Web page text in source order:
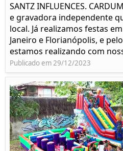
SANTZ INFLUENCES.
e gravadora independente
local. Já realizamos festas
Janeiro e Florianópolis, e
estamos realizando com
Publicado em 29/12/2023